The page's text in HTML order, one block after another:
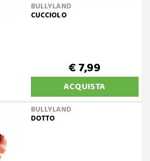
BULLYLAND
CUCCIOLO
€ 7,99
ACQUISTA
BULLYLAND
DOTTO